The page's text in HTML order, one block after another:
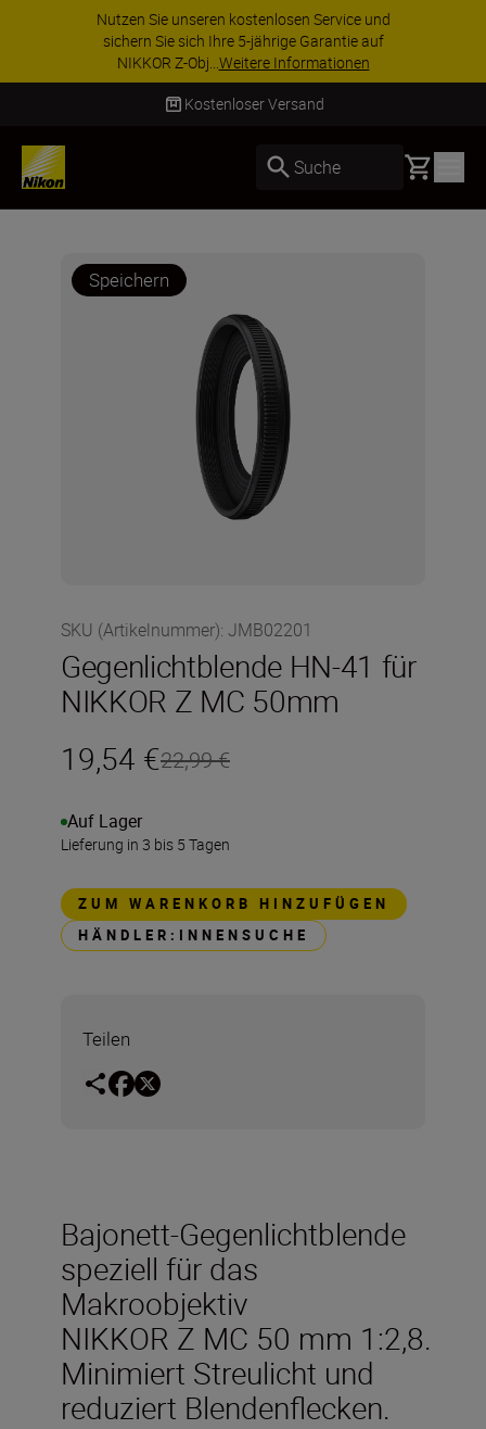
Nutzen Sie unseren kostenlosen Service und
sichern Sie sich Ihre 5-jährige Garantie auf
NIKKOR Z-Obj...Weitere Informationen
Kostenloser Versand
Suche Basket
Speichern
SKU (Artikelnummer): JMB02201
Gegenlichtblende HN-41 für
NIKKOR Z MC 50mm
19,54 €22,99 €
Auf Lager
Lieferung in 3 bis 5 Tagen
ZUM WARENKORB HINZUFÜGEN
HÄNDLER:INNENSUCHE
Teilen
Bajonett-Gegenlichtblende
speziell für das
Makroobjektiv
NIKKOR Z MC 50 mm 1:2,8.
Minimiert Streulicht und
reduziert Blendenflecken.